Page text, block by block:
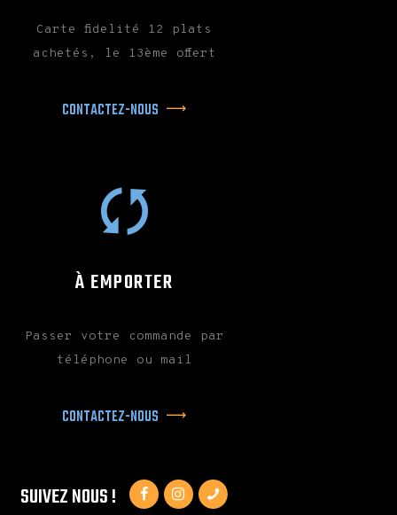
GENEVA STREET FOOD FESTIVAL
BRASSERIE DU PÈRE JAKOB !